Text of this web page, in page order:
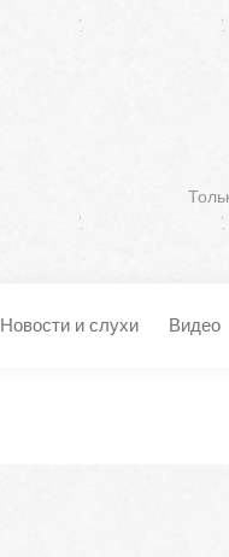
Новости и слухи Видео